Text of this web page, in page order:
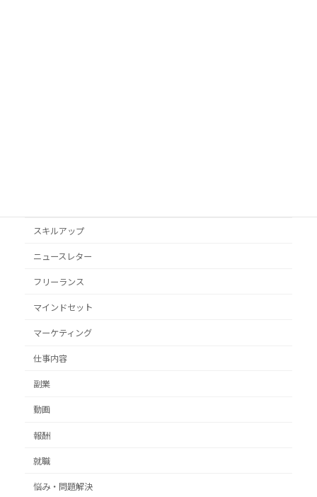
スキルアップ
ニュースレター
フリーランス
マインドセット
マーケティング
仕事内容
副業
動画
報酬
就職
悩み・問題解決